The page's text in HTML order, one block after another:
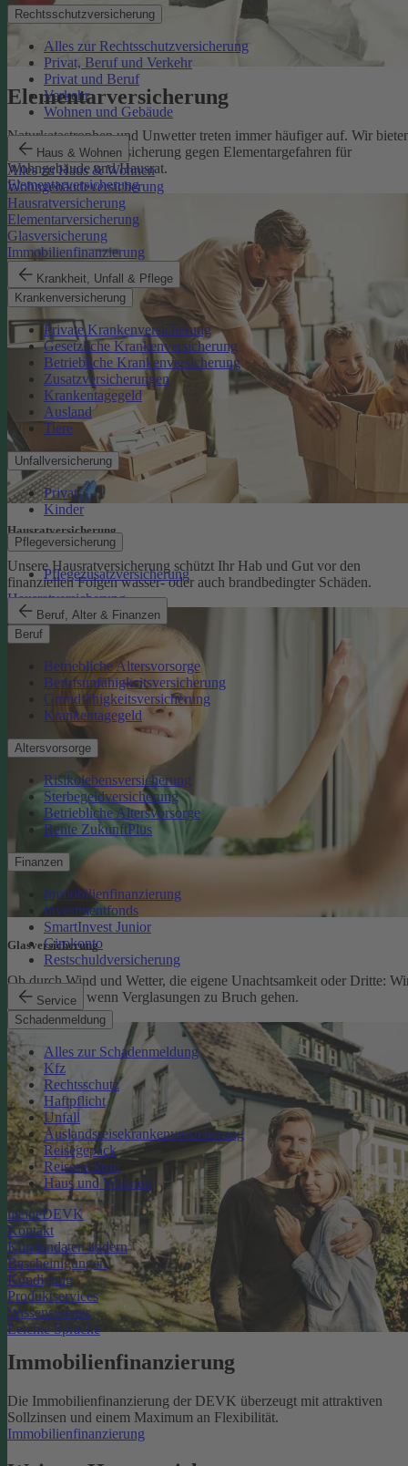
Rechtsschutzversicherung
Alles zur Rechtsschutzversicherung
Privat, Beruf und Verkehr
Privat und Beruf
Verkehr
Wohnen und Gebäude
Haus & Wohnen
Alles zu Haus & Wohnen
Wohngebäudeversicherung
Hausratversicherung
Elementarversicherung
Glasversicherung
Immobilienfinanzierung
Krankheit, Unfall & Pflege
Krankenversicherung
Private Krankenversicherung
Gesetzliche Krankenversicherung
Betriebliche Krankenversicherung
Zusatzversicherungen
Krankentagegeld
Ausland
Tiere
Unfallversicherung
Privat
Kinder
Pflegeversicherung
Pflegezusatzversicherung
Beruf, Alter & Finanzen
Beruf
Betriebliche Altersvorsorge
Berufsunfähigkeitsversicherung
Grundfähigkeitsversicherung
Krankentagegeld
Altersvorsorge
Risikolebensversicherung
Sterbegeldversicherung
Betriebliche Altersvorsorge
Rente ZukunftPlus
Finanzen
Immobilienfinanzierung
Investmentfonds
SmartInvest Junior
Girokonto
Restschuldversicherung
Service
Schadenmeldung
Alles zur Schadenmeldung
Kfz
Rechtsschutz
Haftpflicht
Unfall
Auslandsreisekrankenversicherung
Reisegepäck
Reiserücktritt
Haus und Wohnen
meineDEVK
Kontakt
Kundendaten ändern
Bescheinigungen
Kündigung
Produktservices
Wissenswertes
Leichte Sprache
Elementarversicherung
Naturkatastrophen und Unwetter treten immer häufiger auf. Wir
eine zuverlässige Absicherung gegen Elementargefahren für
Wohngebäude und Hausrat.
Elementarversicherung
Hausratversicherung
Unsere Hausratversicherung schützt Ihr Hab und Gut vor den
finanziellen Folgen wasser- oder auch brandbedingter Schäden.
Hausratversicherung
Glasversicherung
Ob durch Wind und Wetter, die eigene Unachtsamkeit oder Dritte:
schützen Sie, wenn Verglasungen zu Bruch gehen.
Glasversicherung
Immobilienfinanzierung
Die Immobilienfinanzierung der DEVK überzeugt mit attraktiven
Sollzinsen und einem Maximum an Flexibilität.
Immobilienfinanzierung